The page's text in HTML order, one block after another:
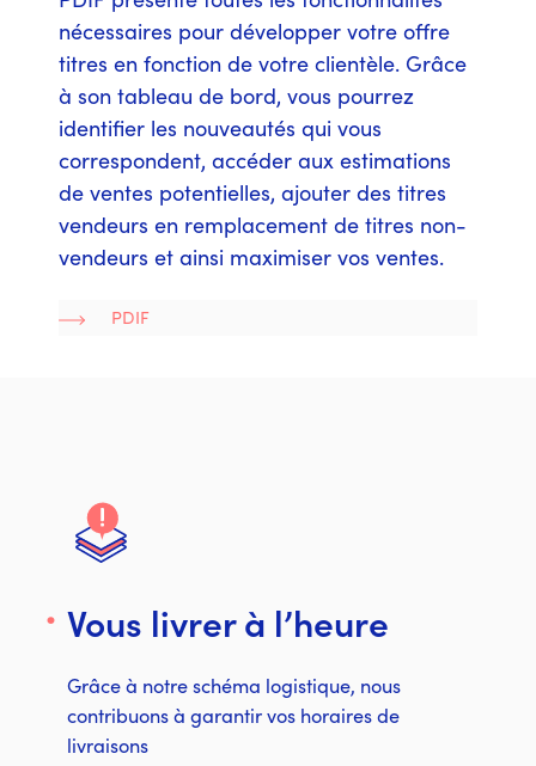
nécessaires pour développer votre offre
titres en fonction de votre clientèle. Grâce
à son tableau de bord, vous pourrez
identifier les nouveautés qui vous
correspondent, accéder aux estimations
de ventes potentielles, ajouter des titres
vendeurs en remplacement de titres non-
vendeurs et ainsi maximiser vos ventes.
PDIF
Vous livrer à l’heure
Grâce à notre schéma logistique, nous
contribuons à garantir vos horaires de
livraisons